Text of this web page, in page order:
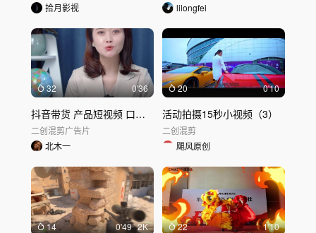
拾月影视
lilongfei
32 0'36
抖音带货 产品短视频 口播 直播 淘宝
二创混剪广告片
北木一
20 0'10
活动拍摄15秒小视频（3）
二创混剪
飓风原创
14 0'49 2K 22 1'10